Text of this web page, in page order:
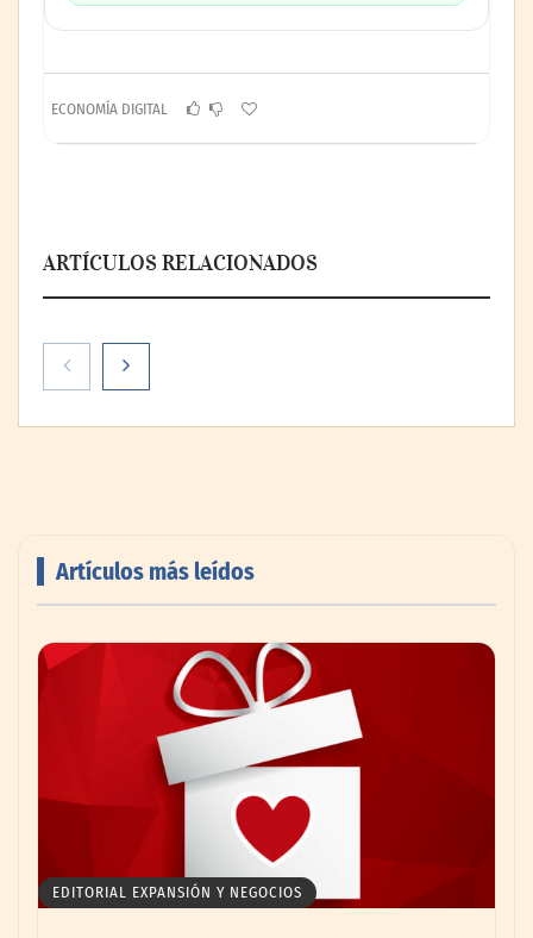
ECONOMÍA DIGITAL
ARTÍCULOS RELACIONADOS
Digitech amplía su presencia en Madrid
con una tercera sede especializada en FP
Emcesa se convierte en el aliado perfecto
para los restaurantes y bares este verano
Artículos más leídos
EDITORIAL EXPANSIÓN Y NEGOCIOS